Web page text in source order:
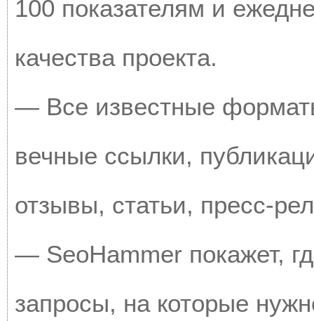
100 показателям и
качества проекта.
— Все известные
вечные ссылки,
отзывы, статьи, пресс-
— SeoHammer покажет,
запросы, на которые